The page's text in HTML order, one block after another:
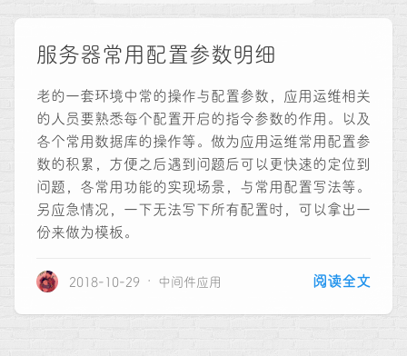
服务器常用配置参数明细
老的一套环境中常的操作与配置参数，应用运维相关
的人员要熟悉每个配置开启的指令参数的作用。以及
各个常用数据库的操作等。做为应用运维常用配置参
数的积累，方便之后遇到问题后可以更快速的定位到
问题，各常用功能的实现场景，与常用配置写法等。
另应急情况，一下无法写下所有配置时，可以拿出一
份来做为模板。
2018-10-29 中间件应用 阅读全文